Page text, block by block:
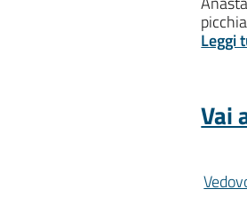
Leggi
Vai